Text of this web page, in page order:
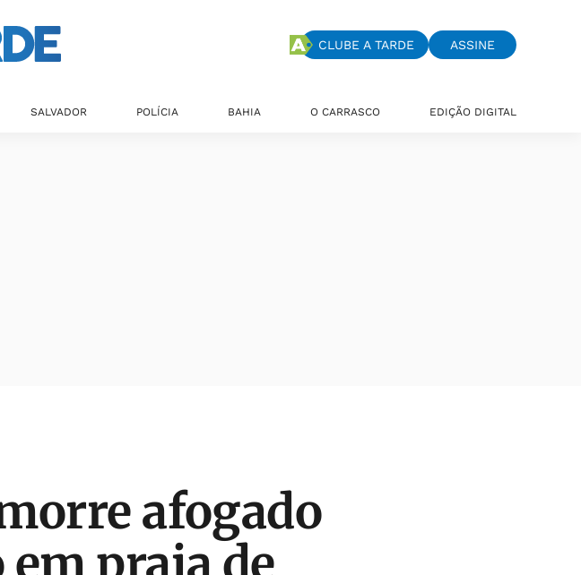
CLUBE A TARDE ASSINE
SALVADOR POLÍCIA BAHIA O CARRASCO EDIÇÃO DIGITAL
afogado